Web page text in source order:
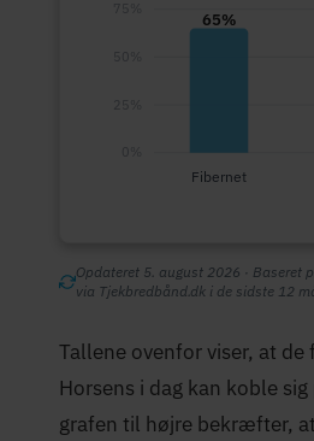
65%
Fibernet
Opdateret 5. august 2026 · Baseret
via Tjekbredbånd.dk i de sidste 12
Tallene ovenfor viser, at de
Horsens i dag kan koble sig
grafen til højre bekræfter,